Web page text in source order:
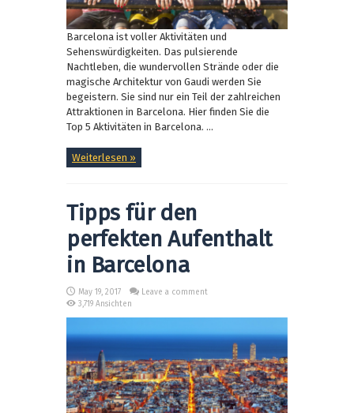
Barcelona ist voller Aktivitäten und
Sehenswürdigkeiten. Das pulsierende
Nachtleben, die wundervollen Strände oder die
magische Architektur von Gaudi werden Sie
begeistern. Sie sind nur ein Teil der zahlreichen
Attraktionen in Barcelona. Hier finden Sie die
Top 5 Aktivitäten in Barcelona. ...
Weiterlesen »
Tipps für den
perfekten Aufenthalt
in Barcelona
May 19, 2017
Leave a comment
3,719 Ansichten